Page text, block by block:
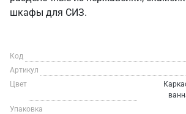
шкафы для СИЗ.
Код
Артикул
Цвет
Упаковка